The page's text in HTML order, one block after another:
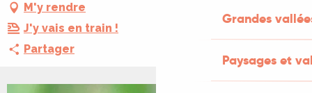
Grandes
Paysages et
M'y rendre
J'y vais en train !
Partager